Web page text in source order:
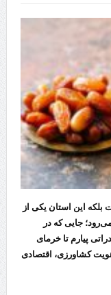
این استان یکی از
جایی که در
پیارم تا خرمای
کشاورزی، اقتصادی